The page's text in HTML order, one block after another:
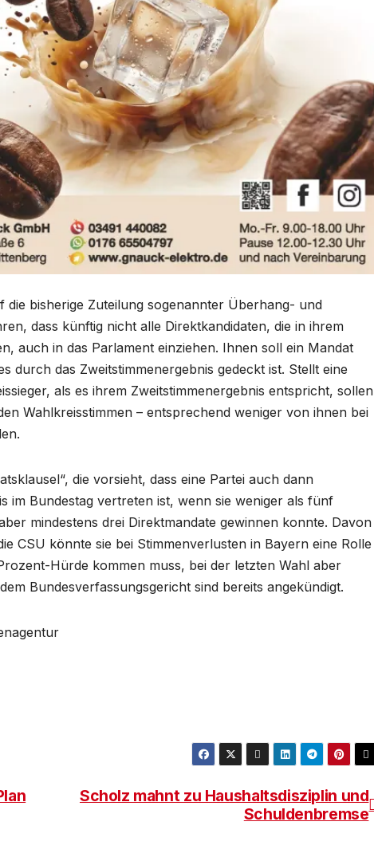
bisherige Zuteilung sogenannter Überhang- und
dass künftig nicht alle Direktkandidaten, die in ihrem
auch in das Parlament einziehen. Ihnen soll ein Mandat
durch das Zweitstimmenergebnis gedeckt ist. Stellt eine
als es ihrem Zweitstimmenergebnis entspricht, sollen
Wahlkreisstimmen – entsprechend weniger von ihnen bei
die vorsieht, dass eine Partei auch dann
im Bundestag vertreten ist, wenn sie weniger als fünf
mindestens drei Direktmandate gewinnen konnte. Davon
CSU könnte sie bei Stimmenverlusten in Bayern eine Rolle
Hürde kommen muss, bei der letzten Wahl aber
Bundesverfassungsgericht sind bereits angekündigt.
Scholz mahnt zu Haushaltsdisziplin und
Schuldenbremse